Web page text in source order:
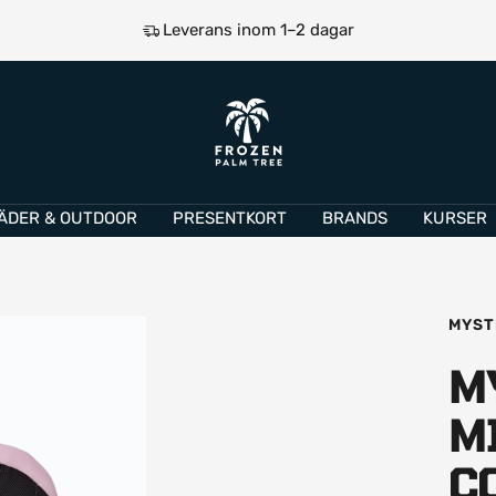
Leverans inom 1–2 dagar
Frozen
Palm
Tree
& OUTDOOR PRESENTKORT BRANDS KURSER